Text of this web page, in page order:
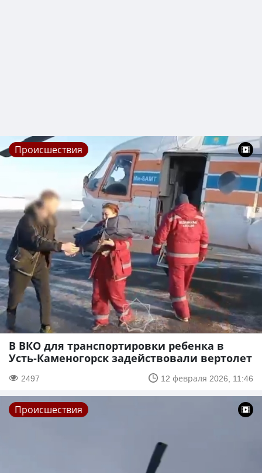
Происшествия
В ВКО для транспортировки ребенка в
Усть-Каменогорск задействовали вертолет
2497 12 февраля 2026, 11:46
Происшествия